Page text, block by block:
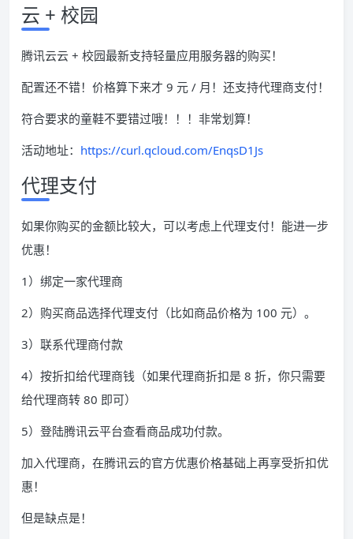
云 + 校园
腾讯云云 + 校园最新支持轻量应用服务器的购买！
配置还不错！价格算下来才 9 元 / 月！还支持代理商支付！
符合要求的童鞋不要错过哦！！！非常划算！
活动地址： https://curl.qcloud.com/EnqsD1Js
代理支付
如果你购买的金额比较大，可以考虑上代理支付！能进一步
优惠！
1）绑定一家代理商
2）购买商品选择代理支付（比如商品价格为 100 元）。
3）联系代理商付款
4）按折扣给代理商钱（如果代理商折扣是 8 折，你只需要
给代理商转 80 即可）
5）登陆腾讯云平台查看商品成功付款。
加入代理商，在腾讯云的官方优惠价格基础上再享受折扣优
惠！
但是缺点是！